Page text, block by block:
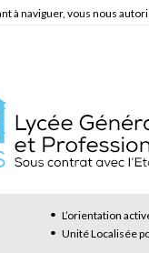
à naviguer, vous nous
L’orientation
Unité Localisée